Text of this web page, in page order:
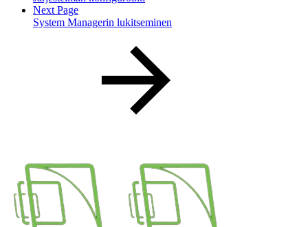
Next Page
System Managerin lukitseminen